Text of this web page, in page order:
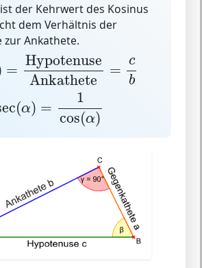
ist der Kehrwert des Kosinus
dem Verhältnis der
zur Ankathete.
=
Hypotenuse
Ankathete
=
c
b
HypotenuseAnkathete
(α) =
1
cos(α)
α)=1cos(α)